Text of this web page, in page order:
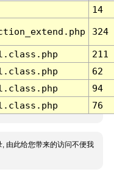
14
324
211
62
94
76
由此给您带来的访问不便我